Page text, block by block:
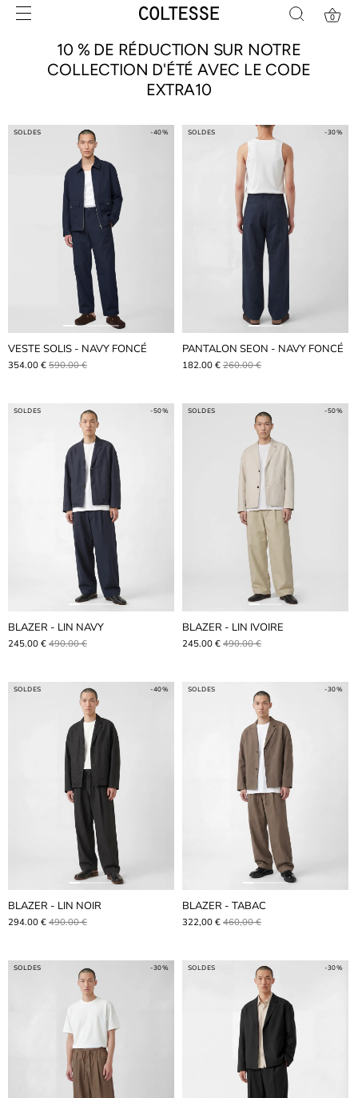
Skip
0
10 % DE RÉDUCTION SUR NOTRE
COLLECTION D'ÉTÉ AVEC LE CODE
EXTRA10
SOLDES -40%
VESTE SOLIS - NAVY FONCÉ
354.00 € 590.00 €
SOLDES -30%
PANTALON SEON - NAVY FONCÉ
182.00 € 260.00 €
SOLDES -50%
BLAZER - LIN NAVY
245.00 € 490.00 €
SOLDES -50%
BLAZER - LIN IVOIRE
245.00 € 490.00 €
SOLDES -40%
BLAZER - LIN NOIR
294.00 € 490.00 €
SOLDES -30%
BLAZER - TABAC
322,00 € 460,00 €
SOLDES -30% SOLDES -30%